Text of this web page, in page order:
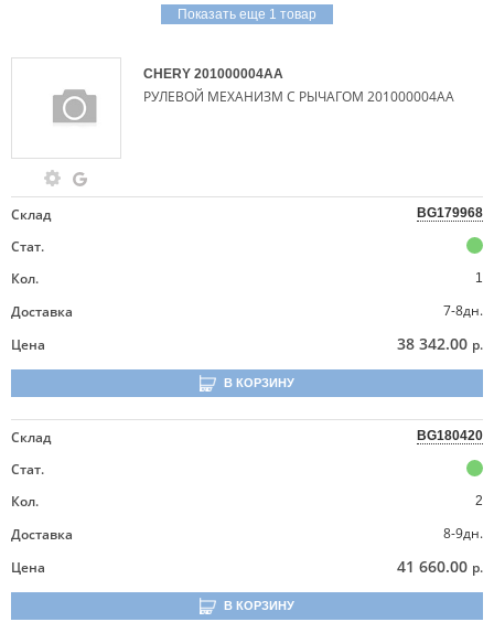
Показать еще 1 товар
CHERY 201000004AA
РУЛЕВОЙ МЕХАНИЗМ С РЫЧАГОМ 201000004AA
Склад BG179968
Стат.
Кол.
1
Доставка
7-8дн.
Цена
38 342.00 р.
В КОРЗИНУ
Склад BG180420
Стат.
Кол.
2
Доставка
8-9дн.
Цена
41 660.00 р.
В КОРЗИНУ